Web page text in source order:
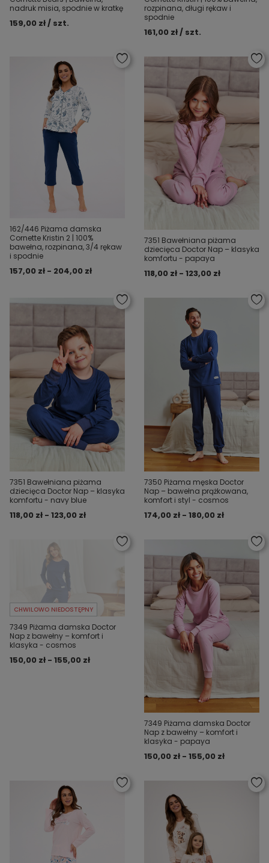
nadruk misia, spodnie w kratkę
159,00 zł / szt.
rozpinana, długi rękaw i
spodnie
161,00 zł / szt.
162/446 Piżama damska
Cornette Kristin 2 | 100%
bawełna, rozpinana, 3/4 rękaw
i spodnie
157,00 zł - 204,00 zł
7351 Bawełniana piżama
dziecięca Doctor Nap – klasyka
komfortu - papaya
118,00 zł - 123,00 zł
7351 Bawełniana piżama
dziecięca Doctor Nap – klasyka
komfortu - navy blue
118,00 zł - 123,00 zł
7350 Piżama męska Doctor
Nap – bawełna prążkowana,
komfort i styl - cosmos
174,00 zł - 180,00 zł
CHWILOWO NIEDOSTĘPNY
7349 Piżama damska Doctor
Nap z bawełny – komfort i
klasyka - cosmos
150,00 zł - 155,00 zł
7349 Piżama damska Doctor
Nap z bawełny – komfort i
klasyka - papaya
150,00 zł - 155,00 zł